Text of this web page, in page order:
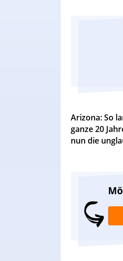
Arizona: So
ganze 20
nun die